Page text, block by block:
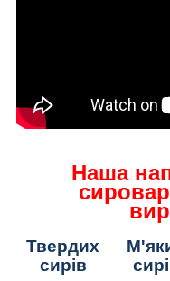
Наша
Твердих
сирів